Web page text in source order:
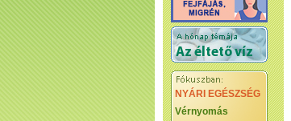
NYÁRI EGÉSZSÉG
Vérnyomás